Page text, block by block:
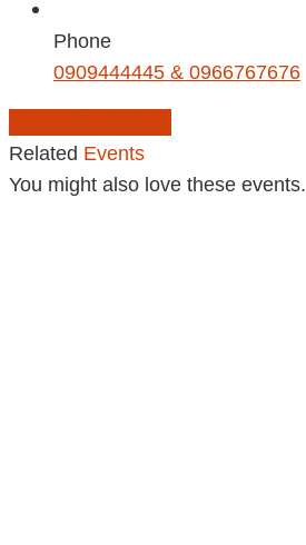
Phone
0909444445 & 0966767676
Related Events
You might also love these events.